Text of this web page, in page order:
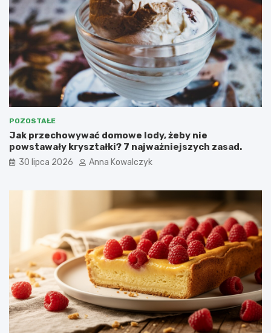
POZOSTAŁE
Jak przechowywać domowe lody, żeby nie
powstawały kryształki? 7 najważniejszych zasad.
30 lipca 2026 Anna Kowalczyk